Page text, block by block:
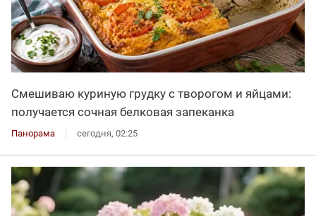
Смешиваю куриную грудку с творогом и яйцами:
получается сочная белковая запеканка
Панорама сегодня, 02:25